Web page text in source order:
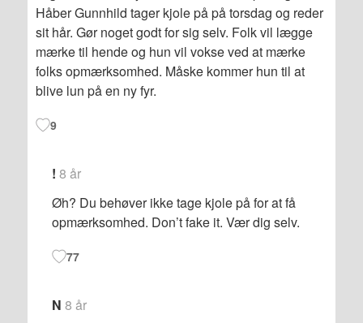
Håber Gunnhild tager kjole på på torsdag og reder
sit hår. Gør noget godt for sig selv. Folk vil lægge
mærke til hende og hun vil vokse ved at mærke
folks opmærksomhed. Måske kommer hun til at
blive lun på en ny fyr.
9
! 8 år
Øh? Du behøver ikke tage kjole på for at få
opmærksomhed. Don’t fake it. Vær dig selv.
77
N 8 år